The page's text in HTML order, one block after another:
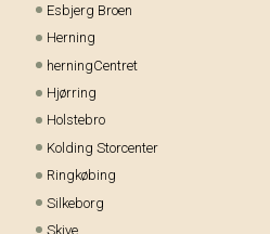
Esbjerg Broen
Herning
herningCentret
Hjørring
Holstebro
Kolding Storcenter
Ringkøbing
Silkeborg
Skive